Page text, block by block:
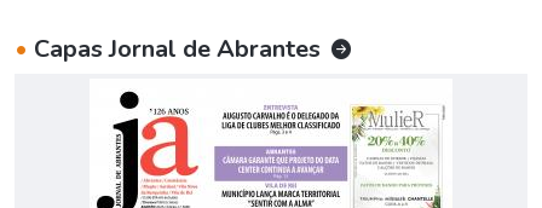
• Capas Jornal de Abrantes